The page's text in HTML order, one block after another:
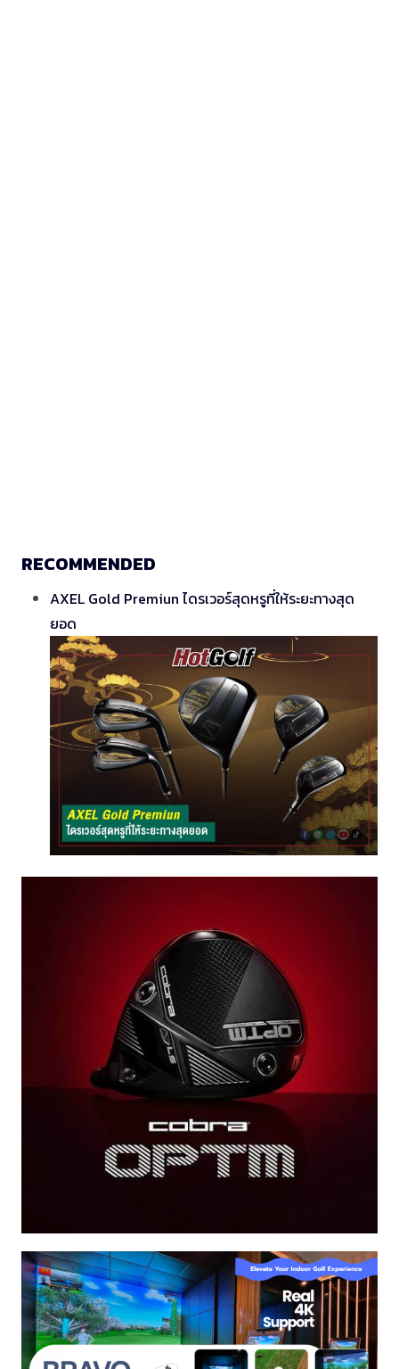
RECOMMENDED
AXEL Gold Premiun ไดรเวอร์สุดหรูที่ให้ระยะทางสุด
ยอด